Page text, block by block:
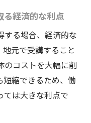
る経済的な利点
する場合、経済的な
元で受講すること
のコストを大幅に削
縮できるため、働
ては大きな利点で